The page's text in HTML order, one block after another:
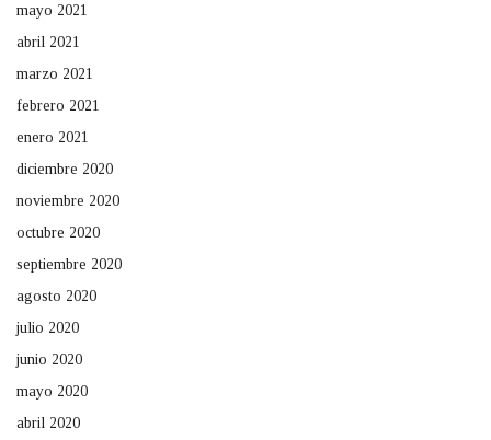
mayo 2021
abril 2021
marzo 2021
febrero 2021
enero 2021
diciembre 2020
noviembre 2020
octubre 2020
septiembre 2020
agosto 2020
julio 2020
junio 2020
mayo 2020
abril 2020